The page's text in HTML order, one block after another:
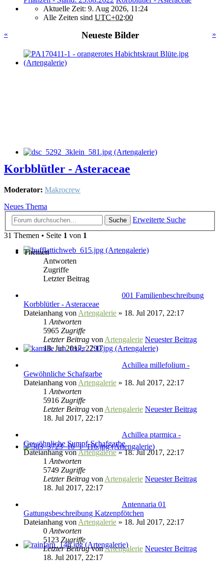
Aktuelle Zeit: 9. Aug 2026, 11:24
Alle Zeiten sind UTC+02:00
«
»
Neueste Bilder
Korbblütler - Asteraceae
Moderator: Makrocrew
Neues Thema
Suche
Erweiterte Suche
31 Themen • Seite 1 von 1
Themen
Antworten
Zugriffe
Letzter Beitrag
001 Familienbeschreibung
Korbblütler - Asteraceae
Dateianhang von Artengalerie » 18. Jul 2017, 22:17
1 Antworten
5965 Zugriffe
Letzter Beitrag von Artengalerie Neuester Beitrag
18. Jul 2017, 22:17
Achillea millefolium -
Gewöhnliche Schafgarbe
Dateianhang von Artengalerie » 18. Jul 2017, 22:17
1 Antworten
5916 Zugriffe
Letzter Beitrag von Artengalerie Neuester Beitrag
18. Jul 2017, 22:17
Achillea ptarmica -
Gewöhnliche Sumpf-Schafgarbe
DateianhangvonArtengalerie» 18. Jul 2017, 22:17
1 Antworten
5749 Zugriffe
Letzter Beitrag von Artengalerie Neuester Beitrag
18. Jul 2017, 22:17
Antennaria 01
Gattungsbeschreibung Katzenpfötchen
Dateianhang von Artengalerie » 18. Jul 2017, 22:17
0 Antworten
5123 Zugriffe
Letzter BeitragvonArtengalerie Neuester Beitrag
18. Jul 2017, 22:17